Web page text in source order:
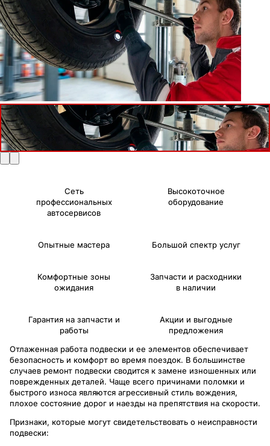
Сеть
профессиональных
автосервисов
Высокоточное
оборудование
Опытные мастера Большой спектр услуг
Комфортные зоны
ожидания
Запчасти и расходники
в наличии
Гарантия на запчасти и
работы
Акции и выгодные
предложения
Отлаженная работа подвески и ее элементов обеспечивает
безопасность и комфорт во время поездок. В большинстве
случаев ремонт подвески сводится к замене изношенных или
поврежденных деталей. Чаще всего причинами поломки и
быстрого износа являются агрессивный стиль вождения,
плохое состояние дорог и наезды на препятствия на скорости.
Признаки, которые могут свидетельствовать о неисправности
подвески: